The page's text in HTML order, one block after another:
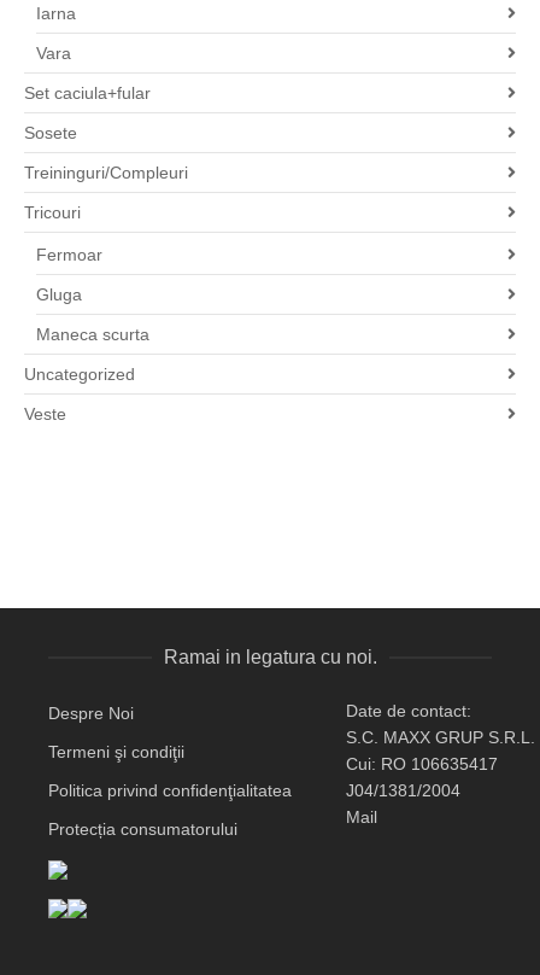
Iarna
Vara
Set caciula+fular
Sosete
Treininguri/Compleuri
Tricouri
Fermoar
Gluga
Maneca scurta
Uncategorized
Veste
Ramai in legatura cu noi.
Despre Noi
Termeni şi condiţii
Politica privind confidenţialitatea
Protecția consumatorului
Date de contact:
S.C. MAXX GRUP S.R.L.
Cui: RO 106635417
J04/1381/2004
Mail